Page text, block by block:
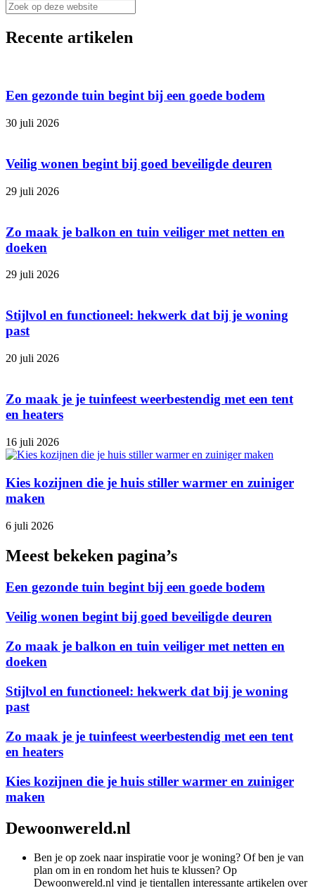
Recente artikelen
Een gezonde tuin begint bij een goede bodem
30 juli 2026
Veilig wonen begint bij goed beveiligde deuren
29 juli 2026
Zo maak je balkon en tuin veiliger met netten en
doeken
29 juli 2026
Stijlvol en functioneel: hekwerk dat bij je woning
past
20 juli 2026
Zo maak je je tuinfeest weerbestendig met een tent
en heaters
16 juli 2026
Kies kozijnen die je huis stiller warmer en zuiniger
maken
6 juli 2026
Meest bekeken pagina’s
Een gezonde tuin begint bij een goede bodem
Veilig wonen begint bij goed beveiligde deuren
Zo maak je balkon en tuin veiliger met netten en
doeken
Stijlvol en functioneel: hekwerk dat bij je woning
past
Zo maak je je tuinfeest weerbestendig met een tent
en heaters
Kies kozijnen die je huis stiller warmer en zuiniger
maken
Dewoonwereld.nl
Ben je op zoek naar inspiratie voor je woning? Of ben je van
plan om in en rondom het huis te klussen? Op
Dewoonwereld.nl vind je tientallen interessante artikelen over